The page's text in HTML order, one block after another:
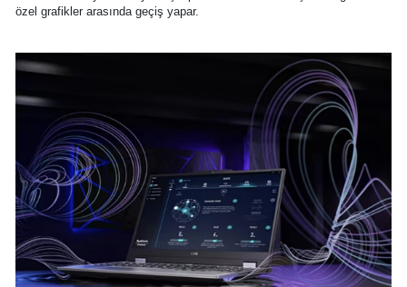
özel grafikler arasında geçiş yapar.